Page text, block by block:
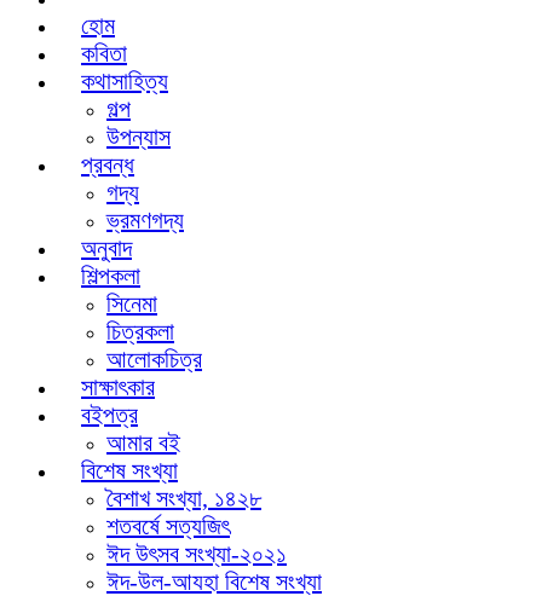
হোম
কবিতা
কথাসাহিত্য
গল্প
উপন্যাস
প্রবন্ধ
গদ্য
ভ্রমণগদ্য
অনুবাদ
শিল্পকলা
সিনেমা
চিত্রকলা
আলোকচিত্র
সাক্ষাৎকার
বইপত্র
আমার বই
বিশেষ সংখ্যা
বৈশাখ সংখ্যা, ১৪২৮
শতবর্ষে সত্যজিৎ
ঈদ উৎসব সংখ্যা-২০২১
ঈদ-উল-আযহা বিশেষ সংখ্যা